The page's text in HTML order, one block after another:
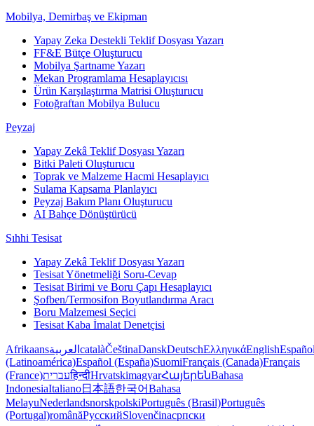
Mobilya, Demirbaş ve Ekipman
Yapay Zeka Destekli Teklif Dosyası Yazarı
FF&E Bütçe Oluşturucu
Mobilya Şartname Yazarı
Mekan Programlama Hesaplayıcısı
Ürün Karşılaştırma Matrisi Oluşturucu
Fotoğraftan Mobilya Bulucu
Peyzaj
Yapay Zekâ Teklif Dosyası Yazarı
Bitki Paleti Oluşturucu
Toprak ve Malzeme Hacmi Hesaplayıcı
Sulama Kapsama Planlayıcı
Peyzaj Bakım Planı Oluşturucu
AI Bahçe Dönüştürücü
Sıhhi Tesisat
Yapay Zekâ Teklif Dosyası Yazarı
Tesisat Yönetmeliği Soru-Cevap
Tesisat Birimi ve Boru Çapı Hesaplayıcı
Şofben/Termosifon Boyutlandırma Aracı
Boru Malzemesi Seçici
Tesisat Kaba İmalat Denetçisi
Afrikaansالعربية catalàČeštinaDanskDeutschΕλληνικάEnglish
(Latinoamérica)Español (España)SuomiFrançais (Canada)Français
(France)עבריתहिन्दीHrvatskimagyarՀայերենBahasa
IndonesiaItaliano日本語한국어Bahasa
MelayuNederlandsnorskpolskiPortuguês (Brasil)Português
(Portugal)românăРусскийSlovenčinaсрпски